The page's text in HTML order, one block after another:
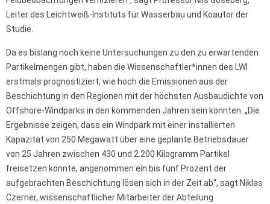
Leiter des Leichtweiß-Instituts für Wasserbau und Koautor der
Studie.
Da es bislang noch keine Untersuchungen zu den zu erwartenden
Partikelmengen gibt, haben die Wissenschaftler*innen des LWI
erstmals prognostiziert, wie hoch die Emissionen aus der
Beschichtung in den Regionen mit der höchsten Ausbaudichte von
Offshore-Windparks in den kommenden Jahren sein könnten. „Die
Ergebnisse zeigen, dass ein Windpark mit einer installierten
Kapazität von 250 Megawatt über eine geplante Betriebsdauer
von 25 Jahren zwischen 430 und 2.200 Kilogramm Partikel
freisetzen könnte, angenommen ein bis fünf Prozent der
aufgebrachten Beschichtung lösen sich in der Zeit ab“, sagt Niklas
Czerner, wissenschaftlicher Mitarbeiter der Abteilung